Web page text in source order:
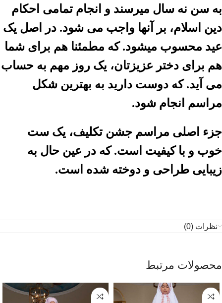
به سن نه سال میرسند و انجام تمامی احکام
دین اسلام، بر آنها واجب می شود. در اصل یک
عید محسوب میشود. که مطمئنا هم برای شما
هم برای دختر عزیزتان، یک روز مهم به حساب
می آید. که دوست دارید به بهترین شکل
مراسم انجام شود.
جزء اصلی مراسم جشن تکلیف، یک ست
خوب و با کیفیت است. که در عین حال به
زیبایی طراحی و دوخته شده است.
نظرات (0)
محصولات مرتبط